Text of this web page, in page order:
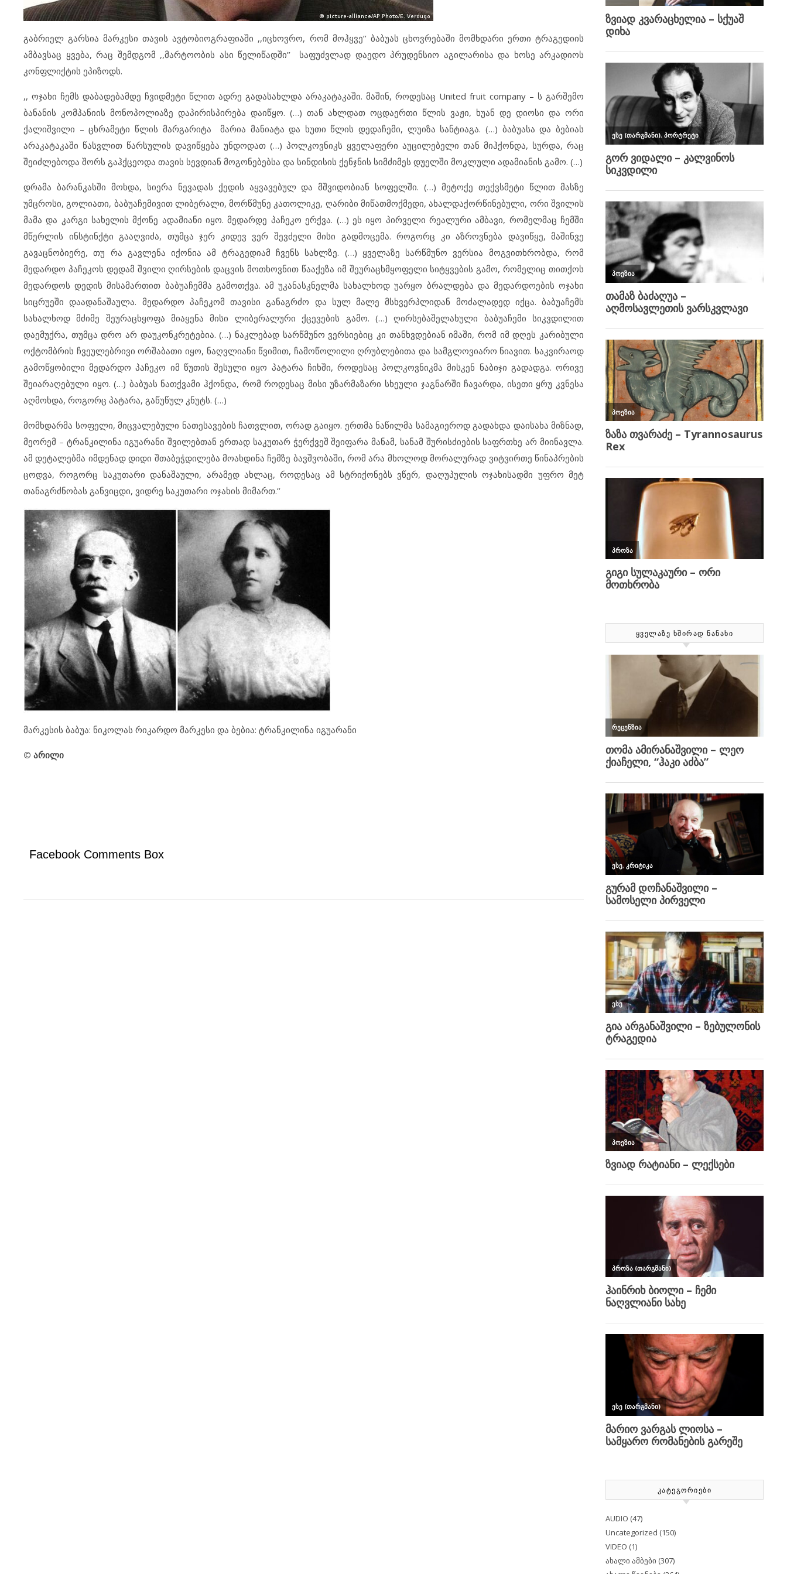
გაბრიელ გარსია მარკესი თავის ავტობიოგრაფიაში ,,იცხოვრო, რომ მოჰყვე’’ ბაბუას ცხოვრებაში მომხდარი ერთი ტრაგედიის
ამბავსაც ყვება, რაც შემდგომ ,,მარტოობის ასი წელიწადში’’ საფუძვლად დაედო პრუდენსიო აგილარისა და ხოსე არკადიოს
კონფლიქტის ეპიზოდს.
,, ოჯახი ჩემს დაბადებამდე ჩვიდმეტი წლით ადრე გადასახლდა არაკატაკაში. მაშინ, როდესაც United fruit company – ს გარშემო
ბანანის კომპანიის მონოპოლიაზე დაპირისპირება დაიწყო. (…) თან ახლდათ ოცდაერთი წლის ვაჟი, ხუან დე დიოსი და ორი
ქალიშვილი – ცხრამეტი წლის მარგარიტა მარია მანიატა და ხუთი წლის დედაჩემი, ლუიზა სანტიაგა. (…) ბაბუასა და ბებიას
არაკატაკაში წასვლით წარსულის დავიწყება უნდოდათ (…) პოლკოვნიკს ყველაფერი აუცილებელი თან მიჰქონდა, სურდა, რაც
შეიძლებოდა შორს გაჰქცეოდა თავის სევდიან მოგონებებსა და სინდისის ქენჯნის სიმძიმეს დუელში მოკლული ადამიანის გამო. (…)
დრამა ბარანკასში მოხდა, სიერა ნევადას ქედის აყვავებულ და მშვიდობიან სოფელში. (…) მეტოქე თექვსმეტი წლით მასზე
უმცროსი, გოლიათი, ბაბუაჩემივით ლიბერალი, მორწმუნე კათოლიკე, ღარიბი მიწათმოქმედი, ახალდაქორწინებული, ორი შვილის
მამა და კარგი სახელის მქონე ადამიანი იყო. მედარდე პაჩეკო ერქვა. (…) ეს იყო პირველი რეალური ამბავი, რომელმაც ჩემში
მწერლის ინსტინქტი გააღვიძა, თუმცა ჯერ კიდევ ვერ შევძელი მისი გადმოცემა. როგორც კი აზროვნება დავიწყე, მაშინვე
გავაცნობიერე, თუ რა გავლენა იქონია ამ ტრაგედიამ ჩვენს სახლზე. (…) ყველაზე სარწმუნო ვერსია მოგვითხრობდა, რომ
მედარდო პაჩეკოს დედამ შვილი ღირსების დაცვის მოთხოვნით წააქეზა იმ შეურაცხმყოფელი სიტყვების გამო, რომელიც თითქოს
მედარდოს დედის მისამართით ბაბუაჩემმა გამოთქვა. ამ უკანასკნელმა სახალხოდ უარყო ბრალდება და მედარდოების ოჯახი
სიცრუეში დაადანაშაულა. მედარდო პაჩეკომ თავისი განაგრძო და სულ მალე მსხვერპლიდან მოძალადედ იქცა. ბაბუაჩემს
სახალხოდ მძიმე შეურაცხყოფა მიაყენა მისი ლიბერალური ქცევების გამო. (…) ღირსებაშელახული ბაბუაჩემი სიკვდილით
დაემუქრა, თუმცა დრო არ დაუკონკრეტებია. (…) ნაკლებად სარწმუნო ვერსიებიც კი თანხვდებიან იმაში, რომ იმ დღეს კარიბული
ოქტომბრის ჩვეულებრივი ორშაბათი იყო, ნაღვლიანი წვიმით, ჩამოწოლილი ღრუბლებითა და სამგლოვიარო ნიავით. საკვირაოდ
გამოწყობილი მედარდო პაჩეკო იმ წუთის შესული იყო პატარა ჩიხში, როდესაც პოლკოვნიკმა მისკენ ნაბიჯი გადადგა. ორივე
შეიარაღებული იყო. (…) ბაბუას ნათქვამი ჰქონდა, რომ როდესაც მისი უზარმაზარი სხეული ჯაგნარში ჩავარდა, ისეთი ყრუ კვნესა
აღმოხდა, როგორც პატარა, გაწუწულ კნუტს. (…)
მომხდარმა სოფელი, მიცვალებული ნათესავების ჩათვლით, ორად გაიყო. ერთმა ნაწილმა სამაგიეროდ გადახდა დაისახა მიზნად,
მეორემ – ტრანკილინა იგუარანი შვილებთან ერთად საკუთარ ჭერქვეშ შეიფარა მანამ, სანამ შურისძიების საფრთხე არ მიინავლა.
ამ დეტალებმა იმდენად დიდი შთაბეჭდილება მოახდინა ჩემზე ბავშვობაში, რომ არა მხოლოდ მორალურად ვიტვირთე წინაპრების
ცოდვა, როგორც საკუთარი დანაშაული, არამედ ახლაც, როდესაც ამ სტრიქონებს ვწერ, დაღუპულის ოჯახისადმი უფრო მეტ
თანაგრძნობას განვიცდი, ვიდრე საკუთარი ოჯახის მიმართ.’’
მარკესის ბაბუა: ნიკოლას რიკარდო მარკესი და ბებია: ტრანკილინა იგუარანი
© არილი
Facebook Comments Box
ᲧᲕᲔᲚᲐᲖᲔ ᲮᲨᲘᲠᲐᲓ ᲜᲐᲜᲐᲮᲘ
ᲙᲐᲢᲔᲒᲝᲠᲘᲔᲑᲘ
AUDIO (47)
Uncategorized (150)
VIDEO (1)
ახალი ამბები (307)